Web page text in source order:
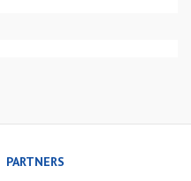
PARTNERS